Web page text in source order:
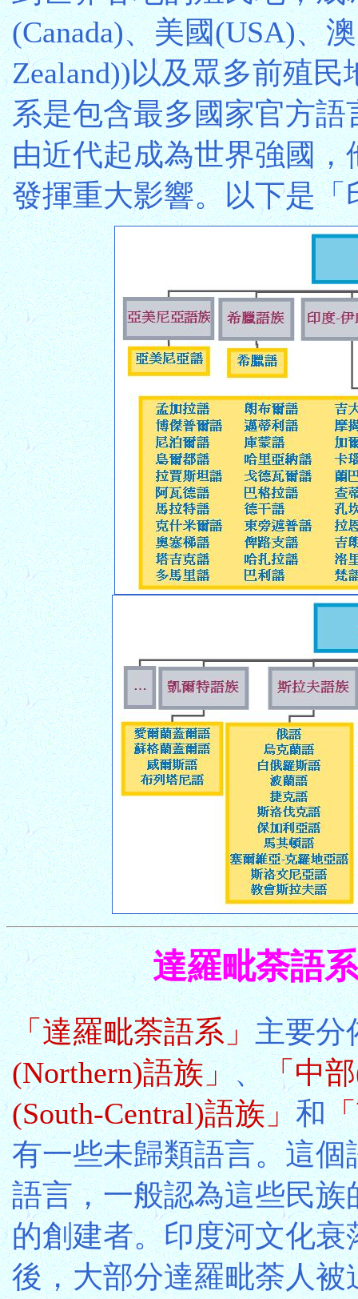
(Canada)、美國(USA)、
Zealand))以及眾多前殖
系是包含最多國家官方
由近代起成為世界強國
發揮重大影響。以下是
達羅毗荼語
「達羅毗荼語系」主要分
(Northern)語族」、「中
(South-Central)語族」和
有一些未歸類語言。這
語言，一般認為這些民族
的創建者。印度河文化
後，大部分達羅毗荼人